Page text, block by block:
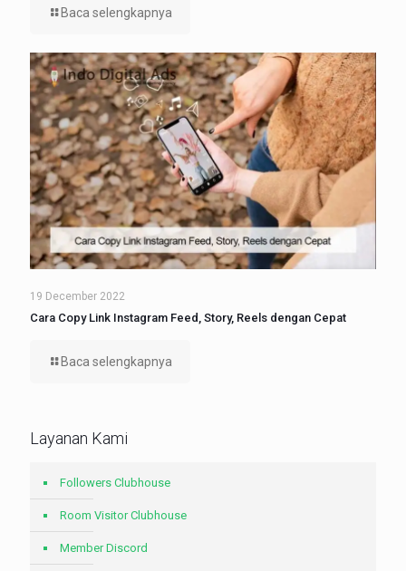
Baca selengkapnya
19 December 2022
Cara Copy Link Instagram Feed, Story, Reels dengan Cepat
Baca selengkapnya
Layanan Kami
Followers Clubhouse
Room Visitor Clubhouse
Member Discord